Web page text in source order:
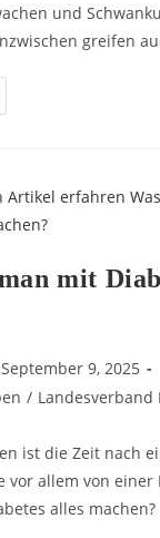
und
greifen
mit
September 9, 2025
/ Landesverband
ist die Zeit nach
vor allem von einer
alles machen?